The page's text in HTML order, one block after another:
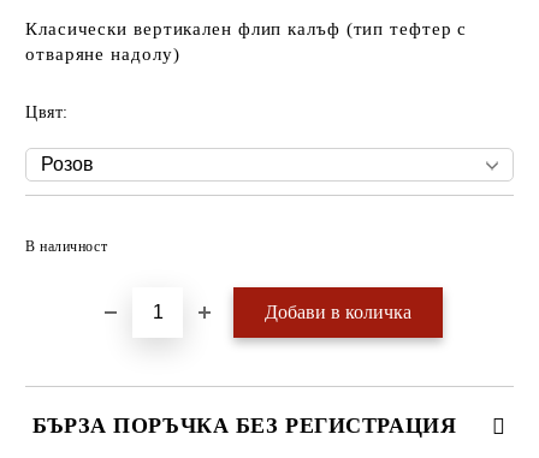
Класически вертикален флип калъф (тип тефтер с
отваряне надолу)
Цвят:
В наличност
БЪРЗА ПОРЪЧКА БЕЗ РЕГИСТРАЦИЯ